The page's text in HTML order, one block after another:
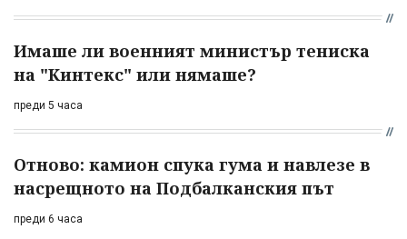
Имаше ли военният министър тениска
на "Кинтекс" или нямаше?
преди 5 часа
Отново: камион спука гума и навлезе в
насрещното на Подбалканския път
преди 6 часа